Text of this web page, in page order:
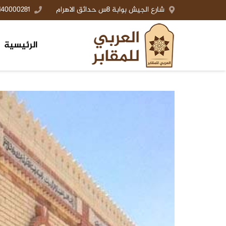
شارع الجيش بوابة 8س حدائق الاهرام
الرئيسية